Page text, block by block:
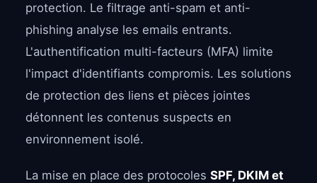
protection. Le filtrage anti-spam et anti-
phishing analyse les emails entrants.
L'authentification multi-facteurs (MFA) limite
l'impact d'identifiants compromis. Les solutions
de protection des liens et pièces jointes
détonnent les contenus suspects en
environnement isolé.
La mise en place des protocoles SPF, DKIM et